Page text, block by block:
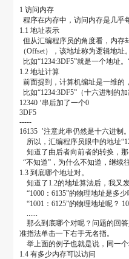
1 访问内存
程序在内存中，访问内存是几乎
1.1 地址表示
但从汇编程序员的角度看，内存
（Offset），该地址称为逻辑地址。
比如“1234:3DF5”就是一个地址
1.2 地址计算
前面提到，计算机编址是一维的
比如“1234:3DF5”（十六进制的
12340 ‘串后加了一个0
3DF5
-----
16135 ’注意此串仍然是十六进制。
所以，汇编程序员眼中的地址
知道了由后者向前者的转换，
“不知道”，为什么不知道，继续往
1.3 到底哪个地址对。
知道了1.2的地址算法后，我又
“1000：6135”的物理地址是多少
“1001：6125”的物理地址呢？
......
那么到底哪个对呢？问题的回答
准指法单击一下右手无名指。
举上面的例子也就是说，同一个
1.4 有多少内存可以访问